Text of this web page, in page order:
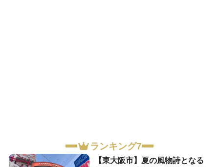
ランキング7
【東大阪市】夏の風物詩となる